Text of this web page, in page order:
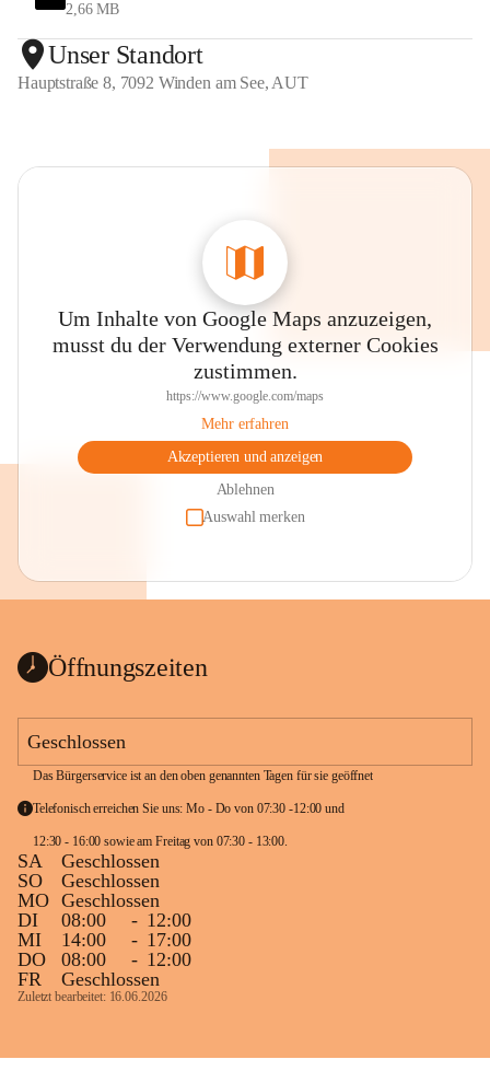
2,66 MB
Unser Standort
Hauptstraße 8, 7092 Winden am See, AUT
Um Inhalte von Google Maps anzuzeigen,
musst du der Verwendung externer Cookies
zustimmen.
https://www.google.com/maps
Mehr erfahren
Akzeptieren und anzeigen
Ablehnen
Auswahl merken
Öffnungszeiten
Geschlossen
Das Bürgerservice ist an den oben genannten Tagen für sie geöffnet
Telefonisch erreichen Sie uns: Mo - Do von 07:30 -12:00 und
SA
Geschlossen
SO
Geschlossen
MO Geschlossen
DI
08:00 - 12:00
MI
14:00 - 17:00
DO
08:00 - 12:00
FR
Geschlossen
Zuletzt bearbeitet: 16.06.2026